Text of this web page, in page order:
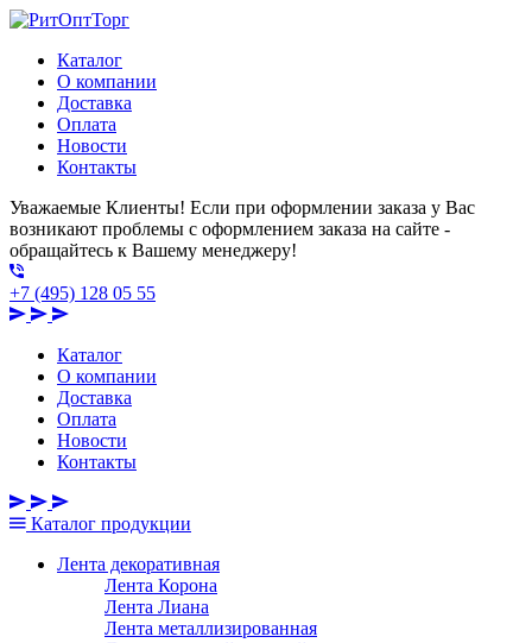
Каталог
О компании
Доставка
Оплата
Новости
Контакты
Уважаемые Клиенты! Если при оформлении заказа у Вас
возникают проблемы с оформлением заказа на сайте -
обращайтесь к Вашему менеджеру!
+7 (495) 128 05 55
Каталог
О компании
Доставка
Оплата
Новости
Контакты
Каталог продукции
Лента декоративная
Лента Корона
Лента Лиана
Лента металлизированная